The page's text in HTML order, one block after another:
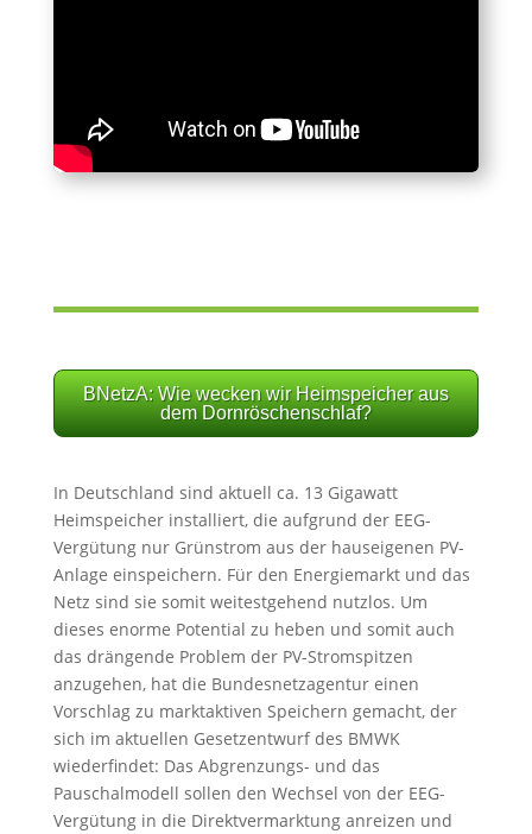
BNetzA: Wie wecken wir Heimspeicher aus
dem Dornröschenschlaf?
In Deutschland sind aktuell ca. 13 Gigawatt
Heimspeicher installiert, die aufgrund der EEG-
Vergütung nur Grünstrom aus der hauseigenen PV-
Anlage einspeichern. Für den Energiemarkt und das
Netz sind sie somit weitestgehend nutzlos. Um
dieses enorme Potential zu heben und somit auch
das drängende Problem der PV-Stromspitzen
anzugehen, hat die Bundesnetzagentur einen
Vorschlag zu marktaktiven Speichern gemacht, der
sich im aktuellen Gesetzentwurf des BMWK
wiederfindet: Das Abgrenzungs- und das
Pauschalmodell sollen den Wechsel von der EEG-
Vergütung in die Direktvermarktung anreizen und